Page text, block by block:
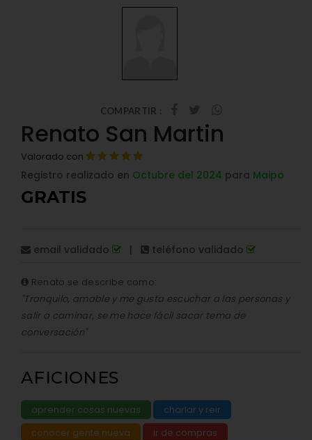
COMPARTIR :
Renato San Martin
Valorado con
Registro realizado en Octubre del 2024 para Maipo
GRATIS
email validado | teléfono validado
Renato se describe como:
"Tranquilo, amable y me gusta escuchar a las personas y
salir a caminar, se me hace fácil sacar tema de
conversación"
AFICIONES
aprender cosas nuevas
charlar y reir
conocer gente nueva
ir de compras